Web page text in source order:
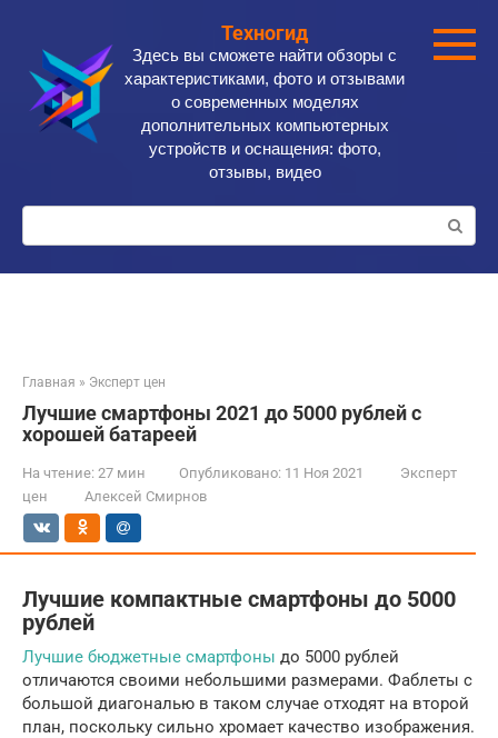
контенту
Техногид
Здесь вы сможете найти обзоры с
характеристиками, фото и отзывами
о современных моделях
дополнительных компьютерных
устройств и оснащения: фото,
отзывы, видео
Поиск:
Главная » Эксперт цен
Лучшие смартфоны 2021 до 5000 рублей с
хорошей батареей
На чтение: 27 мин Опубликовано: 11 Ноя 2021
Эксперт
цен
Алексей Смирнов
Лучшие компактные смартфоны до 5000
рублей
Лучшие бюджетные смартфоны до 5000 рублей
отличаются своими небольшими размерами. Фаблеты с
большой диагональю в таком случае отходят на второй
план, поскольку сильно хромает качество изображения.